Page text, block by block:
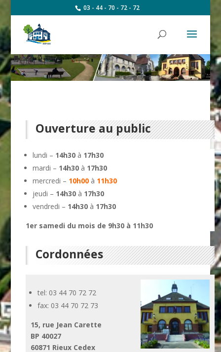
03 - 44 - 70 - 72 - 72
Ouverture au public
lundi – 14h30 à 17h30
mardi – 14h30 à 17h30
mercredi – 10h00 à 11h30
jeudi – 14h30 à 17h30
vendredi – 14h30 à 17h30
1er samedi du mois de 9h30 à 11h30
Cordonnées
tel: 03 44 70 72 72
fax: 03 44 70 72 73
15, rue Jean Carette
BP 40027
60871 Rieux Cedex